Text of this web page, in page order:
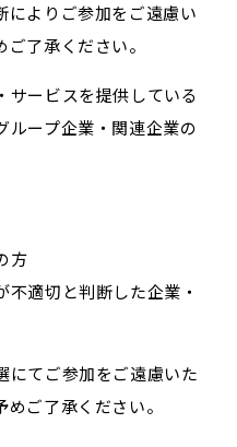
よりご参加をご遠慮い
了承ください。
サービスを提供している
ループ企業・関連企業の
方
不適切と判断した企業・
てご参加をご遠慮いた
ご了承ください。